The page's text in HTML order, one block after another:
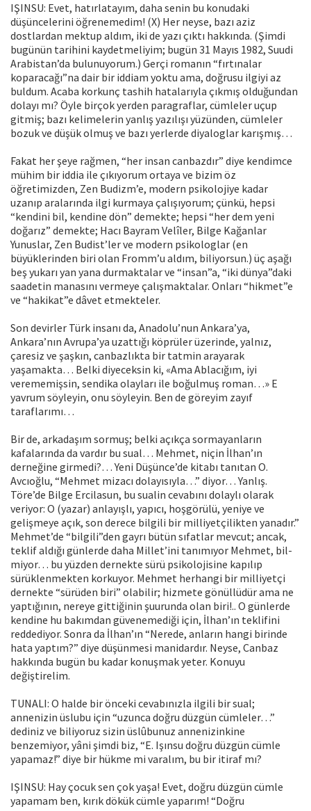
IŞINSU: Evet, hatırlatayım, daha senin bu konudaki
düşüncelerini öğ­renemedim! (X) Her neyse, bazı aziz
dostlardan mektup aldım, iki de yazı çıktı hakkında. (Şimdi
bugünün tarihini kaydetmeliyim; bugün 31 Mayıs 1982, Suudi
Arabistan’da bulunuyorum.) Gerçi romanın “fırtınalar
koparacağı”na dair bir iddiam yoktu ama, doğrusu ilgiyi az
buldum. Acaba korkunç tashih hatalarıyla çıkmış olduğundan
dolayı mı? Öyle birçok yerden parag­raflar, cümleler uçup
gitmiş; bazı kelimelerin yanlış yazılışı yüzünden, cüm­leler
bozuk ve düşük olmuş ve bazı yerlerde diyaloglar karışmış…
Fakat her şeye rağmen, “her insan canbazdır” diye kendimce
mühim bir iddia ile çıkı­yorum ortaya ve bizim öz
öğretimizden, Zen Budizm’e, modern psikolojiye kadar
uzanıp aralarında ilgi kurmaya çalışıyorum; çünkü, hepsi
“kendini bil, kendine dön” demekte; hepsi “her dem yeni
doğarız” demekte; Hacı Bayram Velîler, Bilge Kağanlar
Yunuslar, Zen Budist’ler ve modern psiko­loglar (en
büyüklerinden biri olan Fromm’u aldım, biliyorsun.) üç aşağı
beş yukarı yan yana durmaktalar ve “insan”a, “iki dünya”daki
saadetin manasını vermeye çalışmaktalar. Onları “hikmet”e
ve “hakikat”e dâvet etmekte­ler.
Son devirler Türk insanı da, Anadolu’nun Ankara’ya,
Ankara’nın Avrupa’ya uzattığı köprüler üzerinde, yalnız,
çaresiz ve şaşkın, canbazlıkta bir tatmin arayarak
yaşamakta… Belki diyeceksin ki, «Ama Ablacığım, iyi
verememişsin, sendika olayları ile boğulmuş roman…» E
yavrum söyleyin, onu söyleyin. Ben de göreyim zayıf
taraflarımı…
Bir de, arkadaşım sormuş; belki açıkça sormayanların
kafalarında da vardır bu sual… Mehmet, niçin İlhan’ın
derneğine girmedi?… Yeni Düşünce’de kitabı tanıtan O.
Avcıoğlu, “Mehmet mizacı dolayısıyla…” diyor… Yanlış.
Töre’de Bilge Ercilasun, bu sualin cevabını dolaylı olarak
veriyor: O (yazar) anlayışlı, yapıcı, hoşgörülü, yeniye ve
gelişmeye açık, son derece bil­gili bir milliyetçilikten yanadır.”
Mehmet’de “bilgili”den gayrı bütün sıfatlar mevcut; ancak,
teklif aldığı günlerde daha Millet’ini tanımıyor Mehmet, bil­
miyor… bu yüzden dernekte sürü psikolojisine kapılıp
sürüklenmekten kor­kuyor. Mehmet herhangi bir milliyetçi
dernekte “sürüden biri” olabilir; hiz­mete gönüllüdür ama ne
yaptığının, nereye gittiğinin şuurunda olan biri!.. O günlerde
kendine hu bakımdan güvenemediği için, İlhan’ın teklifini
redde­diyor. Sonra da İlhan’ın “Nerede, anların hangi birinde
hata yaptım?” diye düşünmesi manidardır. Neyse, Canbaz
hakkında bugün bu kadar konuşmak yeter. Konuyu
değiştirelim.
TUNALI: O halde bir önceki cevabınızla ilgili bir sual;
annenizin üslubu için “uzunca doğru düzgün cümleler…”
dediniz ve biliyoruz sizin üslûbunuz annenizinkine
benzemiyor, yâni şimdi biz, “E. Işınsu doğru düzgün cümle
yapamaz!” diye bir hükme mi varalım, bu bir itiraf mı?
IŞINSU: Hay çocuk sen çok yaşa! Evet, doğru düzgün cümle
yapa­mam ben, kırık dökük cümle yaparım! “Doğru